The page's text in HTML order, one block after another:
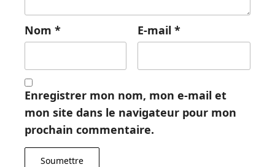
Nom * E-mail *
Enregistrer mon nom, mon e-mail et
mon site dans le navigateur pour mon
prochain commentaire.